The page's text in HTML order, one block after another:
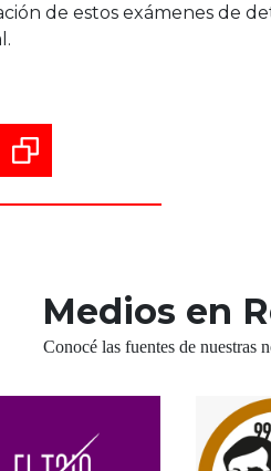
de estos exámenes de
Medios en
Conocé las fuentes de nuestras